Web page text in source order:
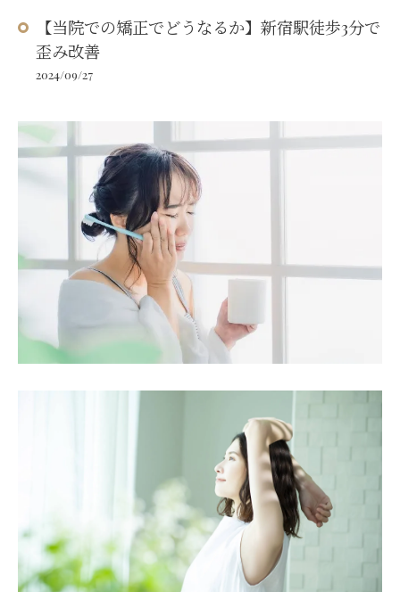
【当院での矯正でどうなるか】新宿駅徒歩3分で
歪み改善
2024/09/27